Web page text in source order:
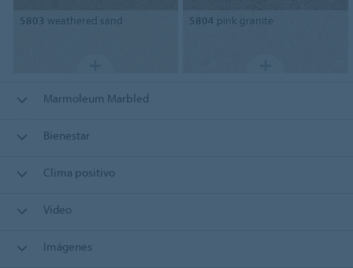
5803 weathered sand 5804 pink granite
Marmoleum Marbled
Bienestar
Clima positivo
Video
Imágenes